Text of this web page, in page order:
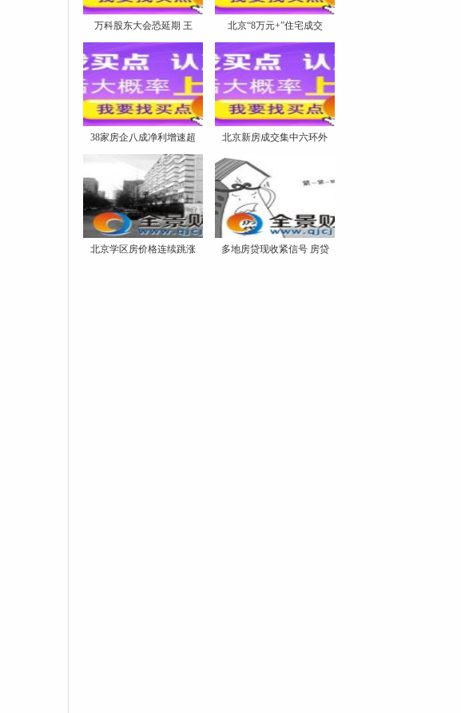
万科股东大会恐延期 王 北京“8万元+”住宅成交
38家房企八成净利增速超 北京新房成交集中六环外
北京学区房价格连续跳涨 多地房贷现收紧信号 房贷